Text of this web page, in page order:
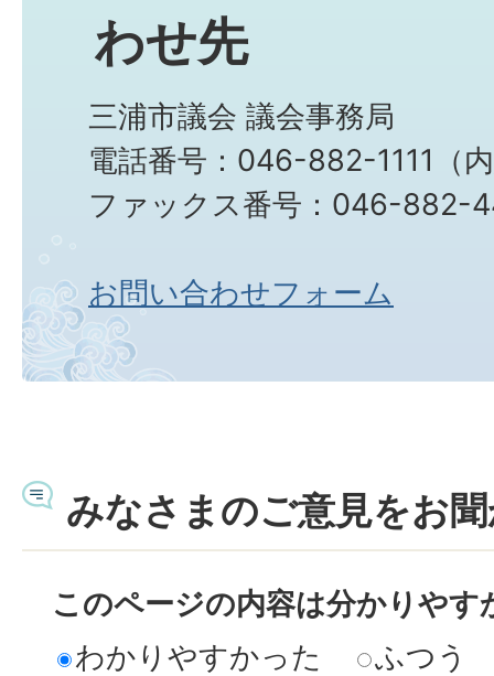
わせ先
三浦市議会 議会事務局
電話番号：046-882-1111（
ファックス番号：046-882-
お問い合わせフォーム
みなさまのご意見をお
このページの内容は分かりやす
わかりやすかった
ふつう